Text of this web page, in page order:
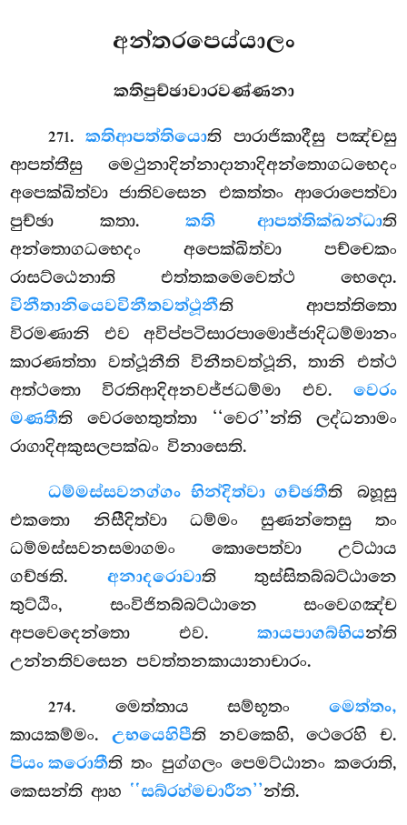
අන්තරපෙය්යාලං
කතිපුච්ඡාවාරවණ්ණනා
271.කතිආපත්තියොති පාරාජිකාදීසු පඤ්චසු
ආපත්තීසු මෙථුනාදින්නාදානාදිඅන්තොගධභෙදං
අපෙක්ඛිත්වා ජාතිවසෙන එකත්තං ආරොපෙත්වා
පුච්ඡා කතා.කති ආපත්තික්ඛන්ධාති
අන්තොගධභෙදං අපෙක්ඛිත්වා පච්චෙකං
රාසට්ඨෙනාති එත්තකමෙවෙත්ථ භෙදො.
විනීතානියෙවවිනීතවත්ථූනීති ආපත්තිතො
විරමණානි එව අවිප්පටිසාරපාමොජ්ජාදිධම්මානං
කාරණත්තා වත්ථූනීති විනීතවත්ථූනි, තානි එත්ථ
අත්ථතො විරතිආදිඅනවජ්ජධම්මා එව. වෙරං
මණතීති වෙරහෙතුත්තා ‘‘වෙර’’න්ති ලද්ධනාමං
රාගාදිඅකුසලපක්ඛං විනාසෙති.
ධම්මස්සවනග්ගං භින්දිත්වා ගච්ඡතීති බහූසු
එකතො නිසීදිත්වා ධම්මං සුණන්තෙසු තං
ධම්මස්සවනසමාගමං කොපෙත්වා උට්ඨාය
ගච්ඡති. අනාදරොවාති තුස්සිතබ්බට්ඨානෙ
තුට්ඨිං, සංවිජිතබ්බට්ඨානෙ සංවෙගඤ්ච
අපවෙදෙන්තො එව. කායපාගබ්භියන්ති
උන්නතිවසෙන පවත්තනකායානාචාරං.
274. මෙත්තාය සම්භූතං මෙත්තං,
කායකම්මං. උභයෙහිපීති නවකෙහි, ථෙරෙහි ච.
පියං කරොතීති තං පුග්ගලං පෙමට්ඨානං කරොති,
කෙසන්ති ආහ ‘‘සබ්රහ්මචාරීන’’න්ති.